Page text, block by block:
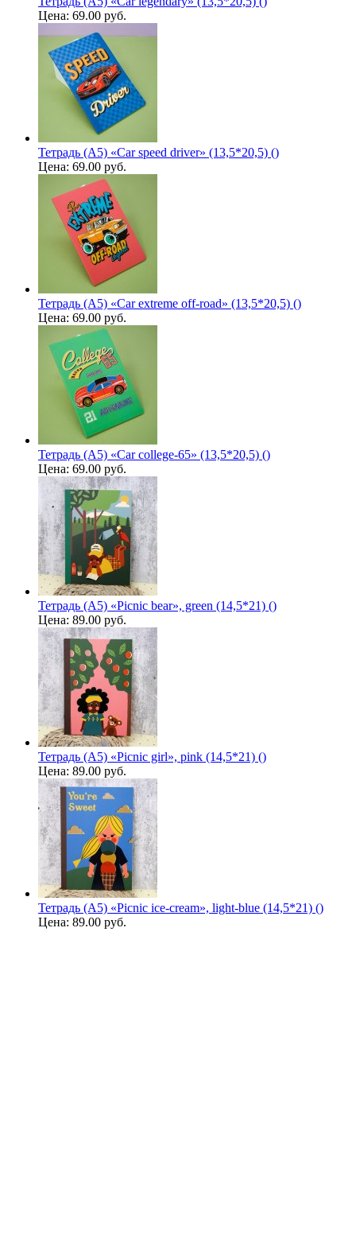
Цена: 69.00 руб.
Тетрадь (A5) «Car speed driver» (13,5*20,5) ()
Цена: 69.00 руб.
Тетрадь (A5) «Car extreme off-road» (13,5*20,5) ()
Цена: 69.00 руб.
Тетрадь (A5) «Car college-65» (13,5*20,5) ()
Цена: 69.00 руб.
Тетрадь (A5) «Picnic bear», green (14,5*21) ()
Цена: 89.00 руб.
Тетрадь (A5) «Picnic girl», pink (14,5*21) ()
Цена: 89.00 руб.
Тетрадь (A5) «Picnic ice-cream», light-blue (14,5*21) ()
Цена: 89.00 руб.